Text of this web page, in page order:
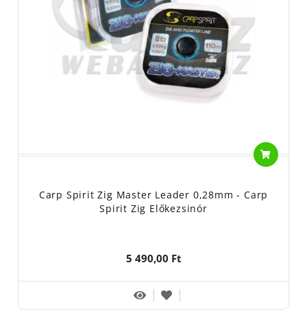
Carp Spirit Zig Master Leader 0,28mm - Carp
Spirit Zig Előkezsinór
5 490,00 Ft